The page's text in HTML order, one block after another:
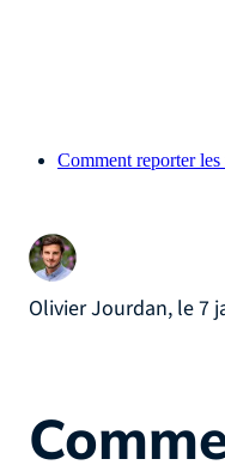
Comment reporter
Olivier Jourdan, le 7